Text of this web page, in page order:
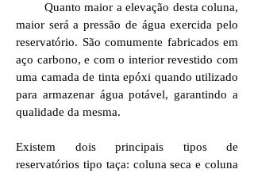
Quanto maior a elevação desta coluna,
maior será a pressão de água exercida pelo
reservatório. São comumente fabricados em
aço carbono, e com o interior revestido com
uma camada de tinta epóxi quando utilizado
para armazenar água potável, garantindo a
qualidade da mesma.
Existem dois principais tipos de
reservatórios tipo taça: coluna seca e coluna